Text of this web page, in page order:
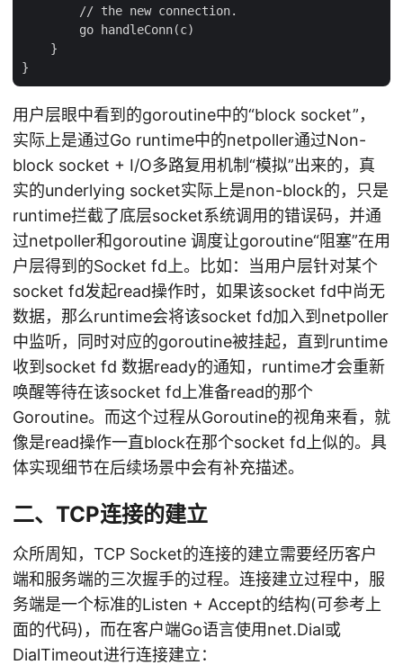
        // the new connection.
        go handleConn(c)
    }
用户层眼中看到的goroutine中的“block socket”，
实际上是通过Go runtime中的netpoller通过Non-
block socket + I/O多路复用机制“模拟”出来的，真
实的underlying socket实际上是non-block的，只是
runtime拦截了底层socket系统调用的错误码，并通
过netpoller和goroutine 调度让goroutine“阻塞”在用
户层得到的Socket fd上。比如：当用户层针对某个
socket fd发起read操作时，如果该socket fd中尚无
数据，那么runtime会将该socket fd加入到netpoller
中监听，同时对应的goroutine被挂起，直到runtime
收到socket fd 数据ready的通知，runtime才会重新
唤醒等待在该socket fd上准备read的那个
Goroutine。而这个过程从Goroutine的视角来看，就
像是read操作一直block在那个socket fd上似的。具
体实现细节在后续场景中会有补充描述。
二、TCP连接的建立
众所周知，TCP Socket的连接的建立需要经历客户
端和服务端的三次握手的过程。连接建立过程中，服
务端是一个标准的Listen + Accept的结构(可参考上
面的代码)，而在客户端Go语言使用net.Dial或
DialTimeout进行连接建立：